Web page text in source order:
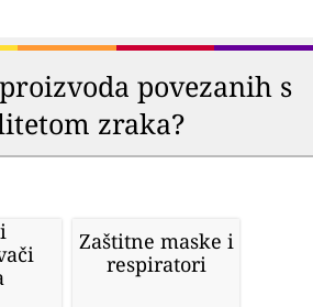
povezanih s
zraka?
Zaštitne maske i
respiratori